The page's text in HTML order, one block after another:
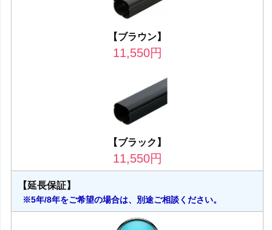
【ブラウン】
11,550円
【ブラック】
11,550円
【延長保証】
※5年/8年をご希望の場合は、別途ご相談ください。